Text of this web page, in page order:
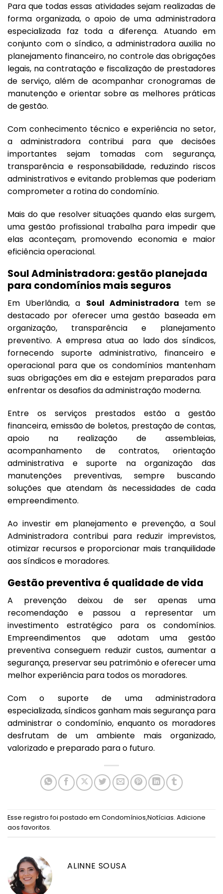
Para que todas essas atividades sejam realizadas de
forma organizada, o apoio de uma administradora
especializada faz toda a diferença. Atuando em
conjunto com o síndico, a administradora auxilia no
planejamento financeiro, no controle das obrigações
legais, na contratação e fiscalização de prestadores
de serviço, além de acompanhar cronogramas de
manutenção e orientar sobre as melhores práticas
de gestão.
Com conhecimento técnico e experiência no setor,
a administradora contribui para que decisões
importantes sejam tomadas com segurança,
transparência e responsabilidade, reduzindo riscos
administrativos e evitando problemas que poderiam
comprometer a rotina do condomínio.
Mais do que resolver situações quando elas surgem,
uma gestão profissional trabalha para impedir que
elas aconteçam, promovendo economia e maior
eficiência operacional.
Soul Administradora: gestão planejada
para condomínios mais seguros
Em Uberlândia, a Soul Administradora tem se
destacado por oferecer uma gestão baseada em
organização, transparência e planejamento
preventivo. A empresa atua ao lado dos síndicos,
fornecendo suporte administrativo, financeiro e
operacional para que os condomínios mantenham
suas obrigações em dia e estejam preparados para
enfrentar os desafios da administração moderna.
Entre os serviços prestados estão a gestão
financeira, emissão de boletos, prestação de contas,
apoio na realização de assembleias,
acompanhamento de contratos, orientação
administrativa e suporte na organização das
manutenções preventivas, sempre buscando
soluções que atendam às necessidades de cada
empreendimento.
Ao investir em planejamento e prevenção, a Soul
Administradora contribui para reduzir imprevistos,
otimizar recursos e proporcionar mais tranquilidade
aos síndicos e moradores.
Gestão preventiva é qualidade de vida
A prevenção deixou de ser apenas uma
recomendação e passou a representar um
investimento estratégico para os condomínios.
Empreendimentos que adotam uma gestão
preventiva conseguem reduzir custos, aumentar a
segurança, preservar seu patrimônio e oferecer uma
melhor experiência para todos os moradores.
Com o suporte de uma administradora
especializada, síndicos ganham mais segurança para
administrar o condomínio, enquanto os moradores
desfrutam de um ambiente mais organizado,
valorizado e preparado para o futuro.
Esse registro foi postado em Condomínios,Notícias. Adicione
aos favoritos.
ALINNE SOUSA